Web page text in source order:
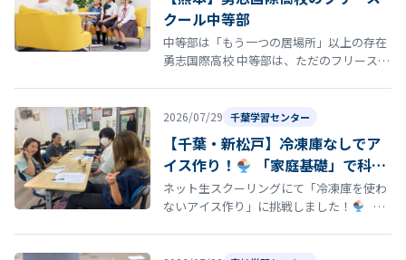
クール中等部
中等部は「もう一つの居場所」以上の存在
勇志国際高校 中等部は、ただのフリースク
2026/07/29 千葉学習センター
【千葉・新松戸】冷凍庫なしでア
イス作り！
「家庭基礎」で科学
と調理を楽しく学びました
ネット生スクーリングにて「冷凍庫を使わ
ないアイス作り」に挑戦しました！
家